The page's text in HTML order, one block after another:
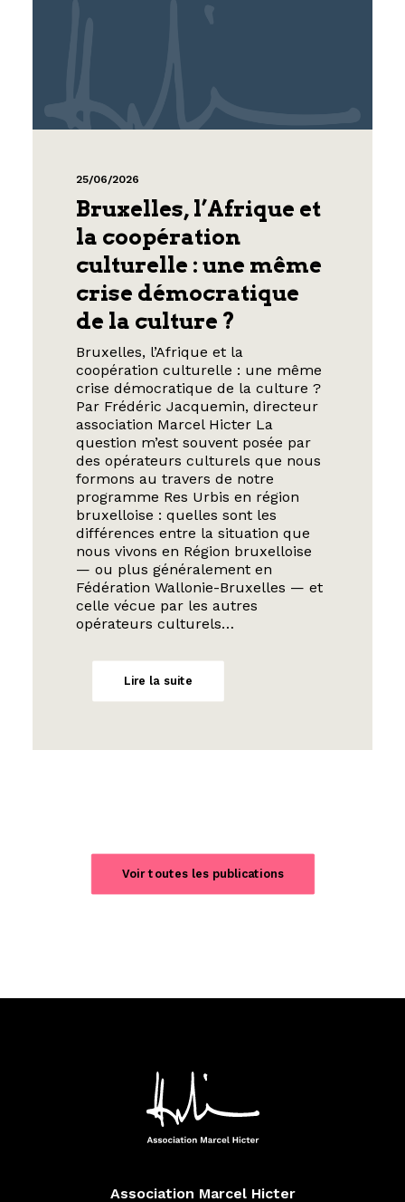
25/06/2026
Bruxelles, l’Afrique et
la coopération
culturelle : une même
crise démocratique
de la culture ?
Bruxelles, l’Afrique et la
coopération culturelle : une même
crise démocratique de la culture ?
Par Frédéric Jacquemin, directeur
association Marcel Hicter La
question m’est souvent posée par
des opérateurs culturels que nous
formons au travers de notre
programme Res Urbis en région
bruxelloise : quelles sont les
différences entre la situation que
nous vivons en Région bruxelloise
— ou plus généralement en
Fédération Wallonie-Bruxelles — et
celle vécue par les autres
opérateurs culturels…
Lire la suite
Voir toutes les publications
Association Marcel Hicter